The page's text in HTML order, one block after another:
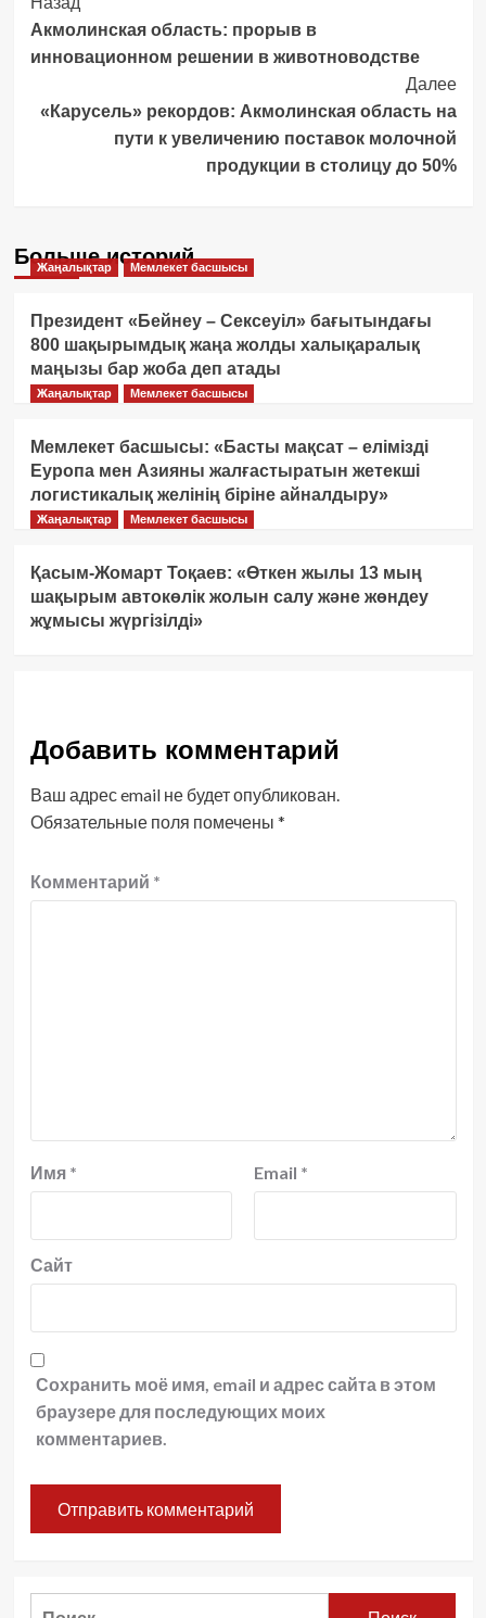
Navigation
Акмолинская область: прорыв в
инновационном решении в животноводстве
Далее
«Карусель» рекордов: Акмолинская область на
пути к увеличению поставок молочной
продукции в столицу до 50%
Больше историй
Жаңалықтар Мемлекет басшысы
Президент «Бейнеу – Сексеуіл» бағытындағы
800 шақырымдық жаңа жолды халықаралық
маңызы бар жоба деп атады
Жаңалықтар Мемлекет басшысы
Мемлекет басшысы: «Басты мақсат – елімізді
Еуропа мен Азияны жалғастыратын жетекші
логистикалық желінің біріне айналдыру»
Жаңалықтар Мемлекет басшысы
Қасым-Жомарт Тоқаев: «Өткен жылы 13 мың
шақырым автокөлік жолын салу және жөндеу
жұмысы жүргізілді»
Добавить комментарий
Ваш адрес email не будет опубликован.
Обязательные поля помечены *
Комментарий *
Имя * Email *
Сайт
Сохранить моё имя, email и адрес сайта в этом
браузере для последующих моих
комментариев.